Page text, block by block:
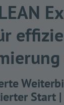
Start